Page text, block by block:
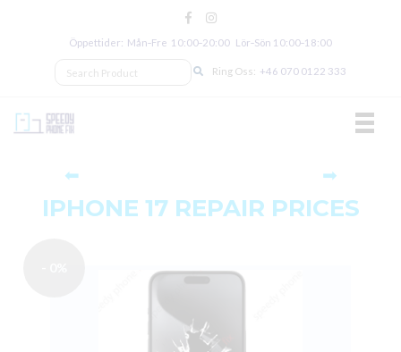
Öppettider: Mån‑Fre 10:00‑20:00 Lör‑Sön 10:00‑18:00
Ring Oss: +46 070 0122 333
⬅ ➡
IPHONE 17 REPAIR PRICES